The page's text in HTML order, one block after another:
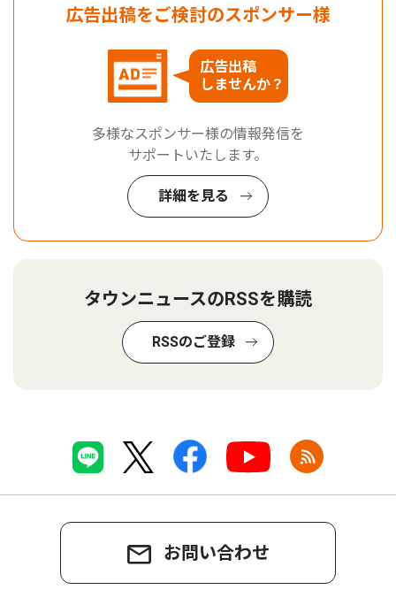
広告出稿をご検討のスポンサー様
広告出稿
しませんか？
多様なスポンサー様の情報発信を
サポートいたします。
詳細を見る
タウンニュースのRSSを購読
RSSのご登録
お問い合わせ